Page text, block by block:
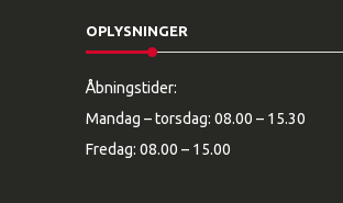
OPLYSNINGER
Åbningstider:
Mandag – torsdag: 08.00 – 15.30
Fredag: 08.00 – 15.00